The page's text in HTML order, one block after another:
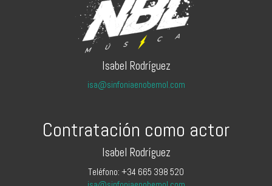
Isabel Rodríguez
isa@sinfoniaenobemol.com
Contratación como actor
Isabel Rodríguez
Teléfono: +34 665 398 520